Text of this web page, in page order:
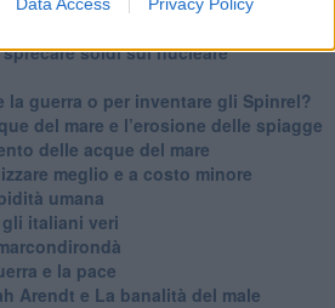
sprecare soldi sul nucleare
la guerra o per inventare gli Spinrel?
del mare e l’erosione delle spiagge
delle acque del mare
meglio e a costo minore
umana
gli italiani veri
e la pace
Arendt e La banalità del male